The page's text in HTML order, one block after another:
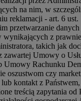
na nim, w
reklamacji - art. 6
przetwarzanie
wynikających z
takich jak
zawartej Umowy o
Umowy Rachunku
oszustwom czy
kontakt z
treścią zapytania od